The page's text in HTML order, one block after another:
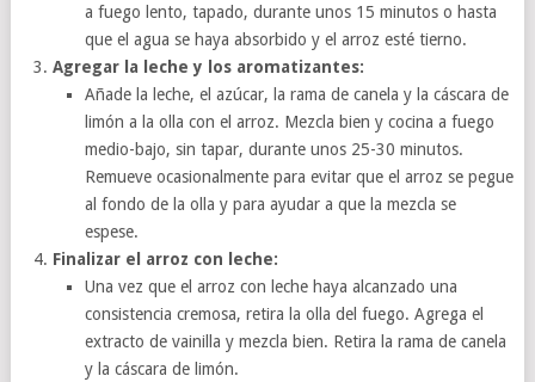
a fuego lento, tapado, durante unos 15 minutos o hasta
que el agua se haya absorbido y el arroz esté tierno.
Agregar la leche y los aromatizantes:
Añade la leche, el azúcar, la rama de canela y la cáscara de
limón a la olla con el arroz. Mezcla bien y cocina a fuego
medio-bajo, sin tapar, durante unos 25-30 minutos.
Remueve ocasionalmente para evitar que el arroz se pegue
al fondo de la olla y para ayudar a que la mezcla se
espese.
Finalizar el arroz con leche:
Una vez que el arroz con leche haya alcanzado una
consistencia cremosa, retira la olla del fuego. Agrega el
extracto de vainilla y mezcla bien. Retira la rama de canela
y la cáscara de limón.